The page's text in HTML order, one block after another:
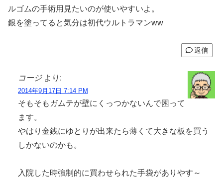
ルゴムの手術用見たいのが使いやすいよ。
銀を塗ってると気分は初代ウルトラマンww
返信
コージ より:
2014年9月17日 7:14 PM
そもそもガムテが壁にくっつかないんで困って
ます。
やはり金銭にゆとりが出来たら薄くて大きな板を買う
しかないのかも。
入院した時強制的に買わせられた手袋がありやす～